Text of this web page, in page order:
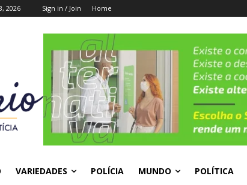
2026 Sign in / Join Home
VARIEDADES POLÍCIA MUNDO POLÍTICA